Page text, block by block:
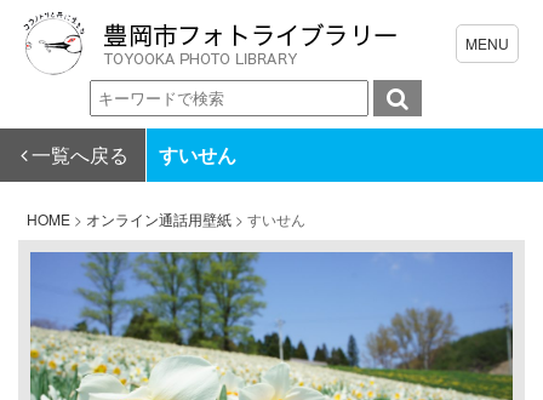
一覧へ戻る すいせん
HOME > オンライン通話用壁紙 > すいせん